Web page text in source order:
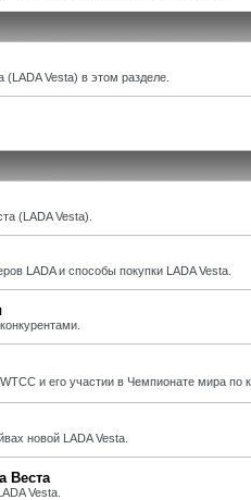
Vesta) в этом разделе.
(LADA Vesta).
LADA и способы покупки LADA Vesta.
и его участии в Чемпионате мира по
новой LADA Vesta.
Веста
Vesta.